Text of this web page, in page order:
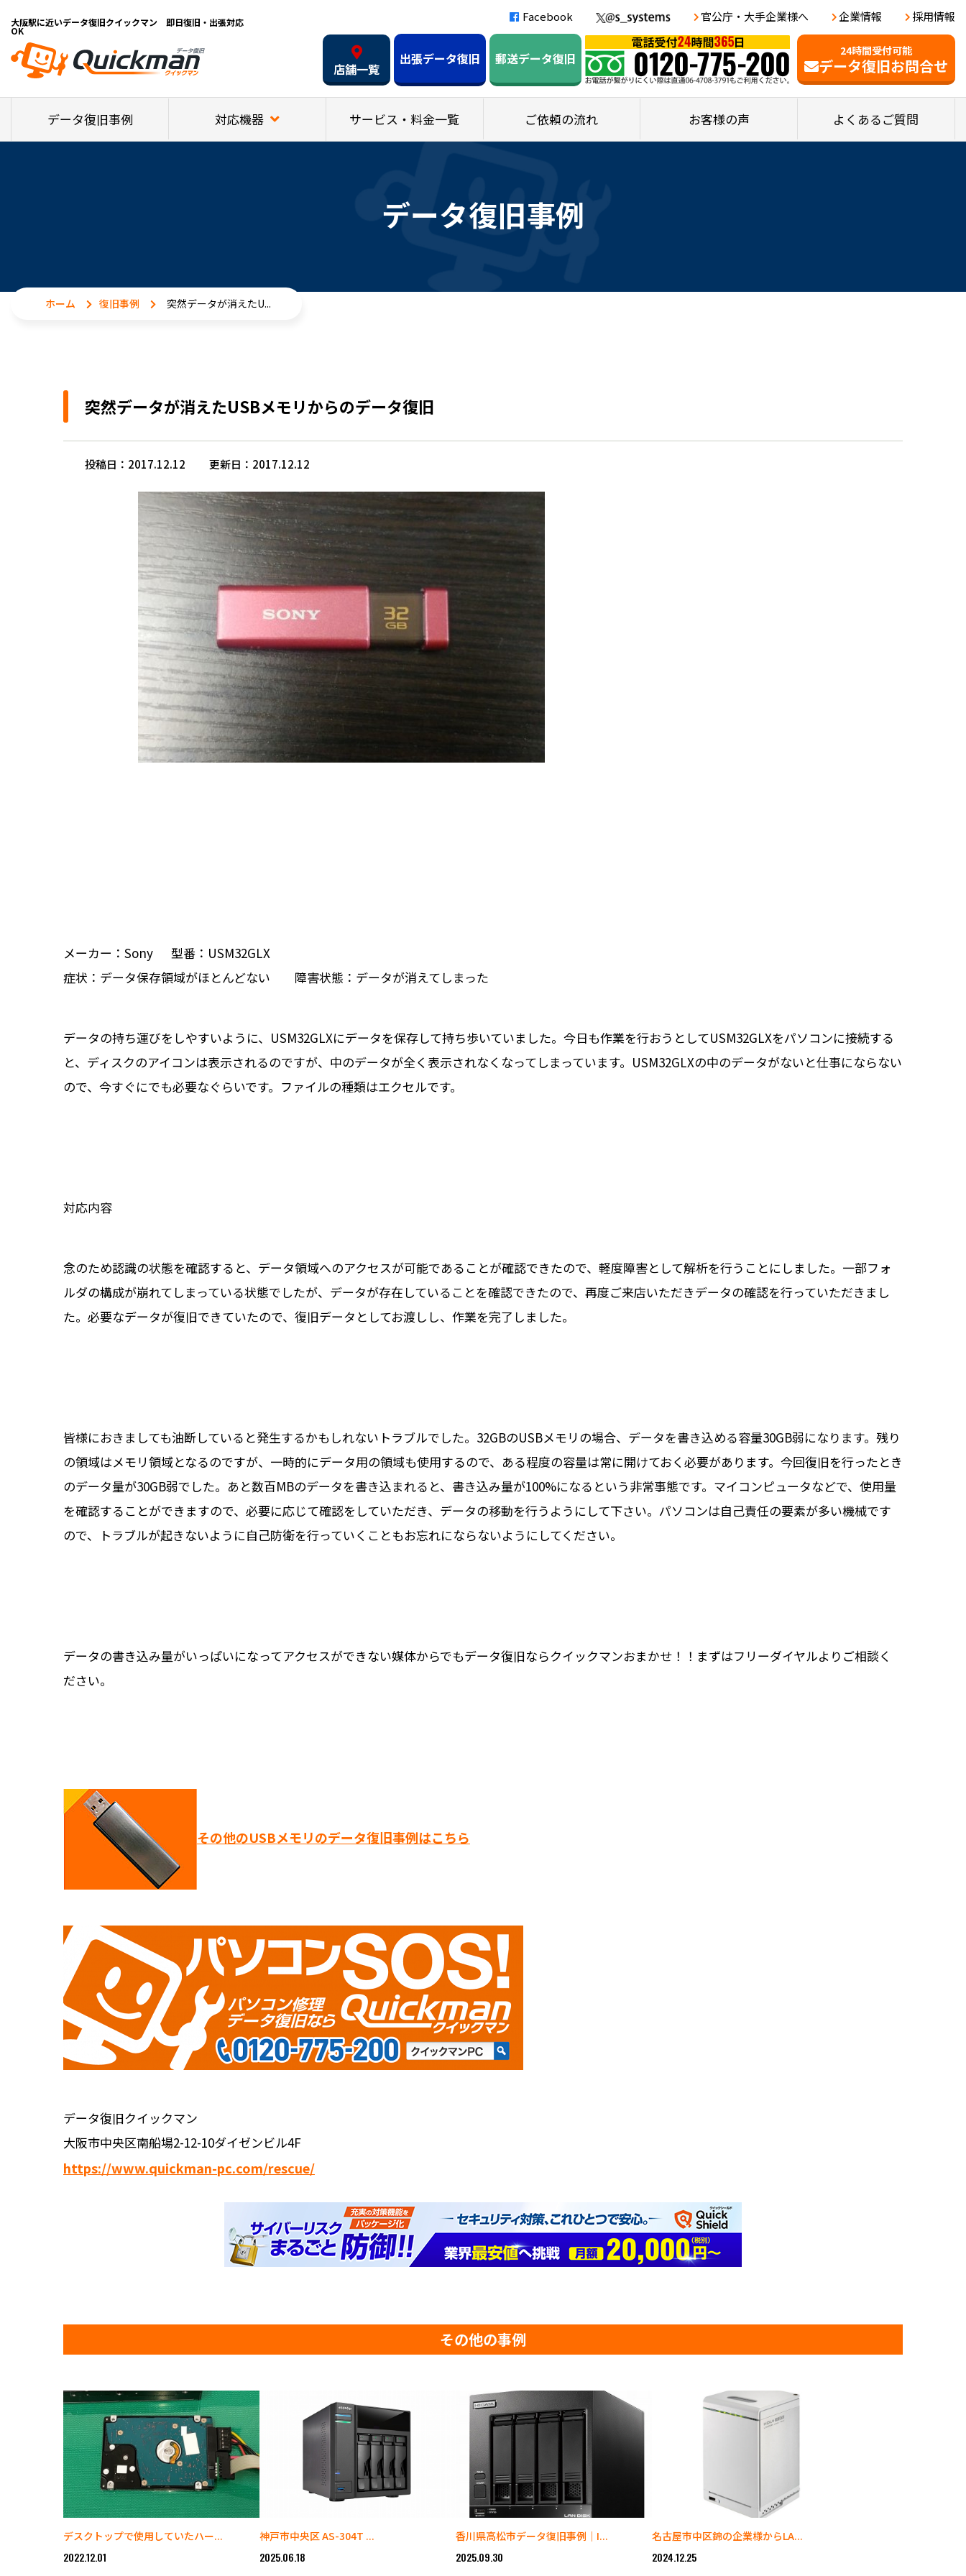
大阪駅に近いデータ復旧クイックマン 即日復旧・出張対応
OK
Facebook 官公庁・大手企業様へ 企業情報 採用情報
24時間受付可能
データ復旧お問合せ
店舗一覧
出張データ復旧 郵送データ復旧
データ復旧事例 対応機器 サービス・料金一覧 ご依頼の流れ お客様の声 よくあるご質問
データ復旧事例
ホーム 復旧事例 突然データが消えたU...
突然データが消えたUSBメモリからのデータ復旧
投稿日：2017.12.12 更新日：2017.12.12
メーカー：Sony 型番：USM32GLX
症状：データ保存領域がほとんどない 障害状態：データが消えてしまった
データの持ち運びをしやすいように、USM32GLXにデータを保存して持ち歩いていました。今日も作業を行おうとしてUSM32GLXをパソコンに接続する
と、ディスクのアイコンは表示されるのですが、中のデータが全く表示されなくなってしまっています。USM32GLXの中のデータがないと仕事にならない
ので、今すぐにでも必要なぐらいです。ファイルの種類はエクセルです。
対応内容
念のため認識の状態を確認すると、データ領域へのアクセスが可能であることが確認できたので、軽度障害として解析を行うことにしました。一部フォ
ルダの構成が崩れてしまっている状態でしたが、データが存在していることを確認できたので、再度ご来店いただきデータの確認を行っていただきまし
た。必要なデータが復旧できていたので、復旧データとしてお渡しし、作業を完了しました。
皆様におきましても油断していると発生するかもしれないトラブルでした。32GBのUSBメモリの場合、データを書き込める容量30GB弱になります。残り
の領域はメモリ領域となるのですが、一時的にデータ用の領域も使用するので、ある程度の容量は常に開けておく必要があります。今回復旧を行ったとき
のデータ量が30GB弱でした。あと数百MBのデータを書き込まれると、書き込み量が100%になるという非常事態です。マイコンピュータなどで、使用量
を確認することができますので、必要に応じて確認をしていただき、データの移動を行うようにして下さい。パソコンは自己責任の要素が多い機械です
ので、トラブルが起きないように自己防衛を行っていくこともお忘れにならないようにしてください。
データの書き込み量がいっぱいになってアクセスができない媒体からでもデータ復旧ならクイックマンおまかせ！！まずはフリーダイヤルよりご相談く
ださい。
その他のUSBメモリのデータ復旧事例はこちら
データ復旧クイックマン
大阪市中央区南船場2-12-10ダイゼンビル4F
https://www.quickman-pc.com/rescue/
その他の事例
デスクトップで使用していたハー...
2022.12.01
神戸市中央区 AS-304T ...
2025.06.18
香川県高松市データ復旧事例｜I...
2025.09.30
名古屋市中区錦の企業様からLA...
2024.12.25